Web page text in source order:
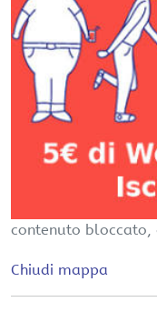
contenuto bloccato,
Chiudi mappa